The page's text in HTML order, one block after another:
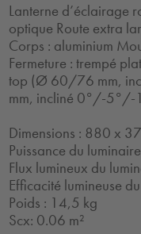
Lanterne d’éclairage
optique Route extra
Corps : aluminium
Fermeture : trempé
top (Ø 60/76 mm,
mm, incliné 0°/-5°/-
Dimensions : 880 x
Puissance du
Flux lumineux du
Efficacité lumineuse
Poids : 14,5 kg
Scx: 0.06 m²